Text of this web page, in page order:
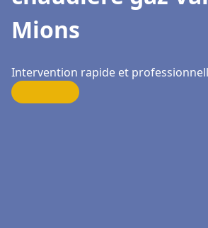
Mions
Intervention rapide et